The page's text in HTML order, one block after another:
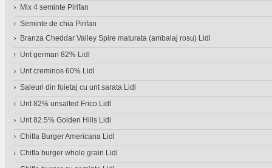
Mix 4 seminte Pirifan
Seminte de chia Pirifan
Branza Cheddar Valley Spire maturata (ambalaj rosu) Lidl
Unt german 82% Lidl
Unt creminos 60% Lidl
Saleuri din foietaj cu unt sarata Lidl
Unt 82% unsalted Frico Lidl
Unt 82.5% Golden Hills Lidl
Chifla Burger Americana Lidl
Chifla burger whole grain Lidl